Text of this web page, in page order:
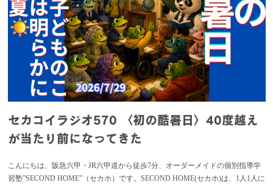
セカコイラジオ570 〈初の酷暑日〉40度越え
が当たり前になってきた
こんにちは、阪急六甲・JR六甲道から徒歩7分、オーダーメイドの個別指導学
習塾”SECOND HOME”（セカホ）です。SECOND HOME(セカホ)は、1人1人に